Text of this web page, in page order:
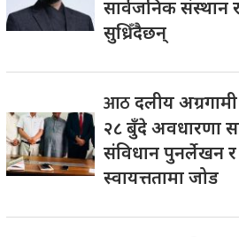
सार्वजनिक संस्थान
सुध्रिँदैछन्
आठदलीय अग्रगामी
२८ बुँदे अवधारणा
संविधान पुनर्लेखन र
स्वायत्ततामा जोड